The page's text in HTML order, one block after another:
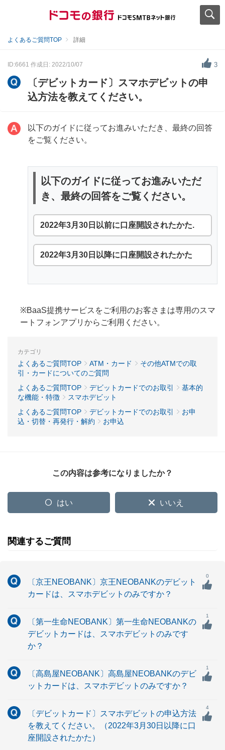
よくあるご質問TOP 詳細
ID:6661 作成日: 2022/10/07 3
〔デビットカード〕スマホデビットの申
込方法を教えてください。
以下のガイドに従ってお進みいただき、最終の回答
をご覧ください。
以下のガイドに従ってお進みいただ
き、最終の回答をご覧ください。
2022年3月30日以前に口座開設されたかた.
2022年3月30日以降に口座開設されたかた
※BaaS提携サービスをご利用のお客さまは専用のスマ
ートフォンアプリからご利用ください。
カテゴリ
よくあるご質問TOP ATM・カード
その他ATMでの取
引・カードについてのご質問
よくあるご質問TOP
デビットカードでのお取引
基本的
な機能・特徴
スマホデビット
よくあるご質問TOP
デビットカードでのお取引
お申
込・切替・再発行・解約
お申込
この内容は参考になりましたか？
はい いいえ
関連するご質問
〔京王NEOBANK〕京王NEOBANKのデビット
カードは、スマホデビットのみですか？
0
〔第一生命NEOBANK〕第一生命NEOBANKの
デビットカードは、スマホデビットのみです
か？
1
〔高島屋NEOBANK〕高島屋NEOBANKのデビ
ットカードは、スマホデビットのみですか？
1
〔デビットカード〕スマホデビットの申込方法
を教えてください。（2022年3月30日以降に口
座開設されたかた）
4